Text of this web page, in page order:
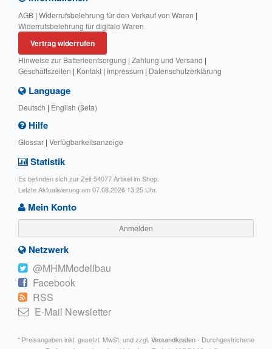
AGB | Widerrufsbelehrung für den Verkauf von Waren |
Widerrufsbelehrung für digitale Waren
Vertrag widerrufen
Hinweise zur Batterieentsorgung | Zahlung und Versand |
Geschäftszeiten | Kontakt | Impressum | Datenschutzerklärung
Language
Deutsch | English (βeta)
Hilfe
Glossar | Verfügbarkeitsanzeige
Statistik
Es befinden sich zur Zeit 54077 Artikel im Shop.
Letzte Aktualisierung am 07.08.2026 13:25 Uhr.
Mein Konto
Anmelden
Netzwerk
@MHMModellbau
Facebook
RSS
E-Mail Newsletter
* Preisangaben inkl. gesetzl. MwSt. und zzgl. Versandkosten- Durchgestrichene